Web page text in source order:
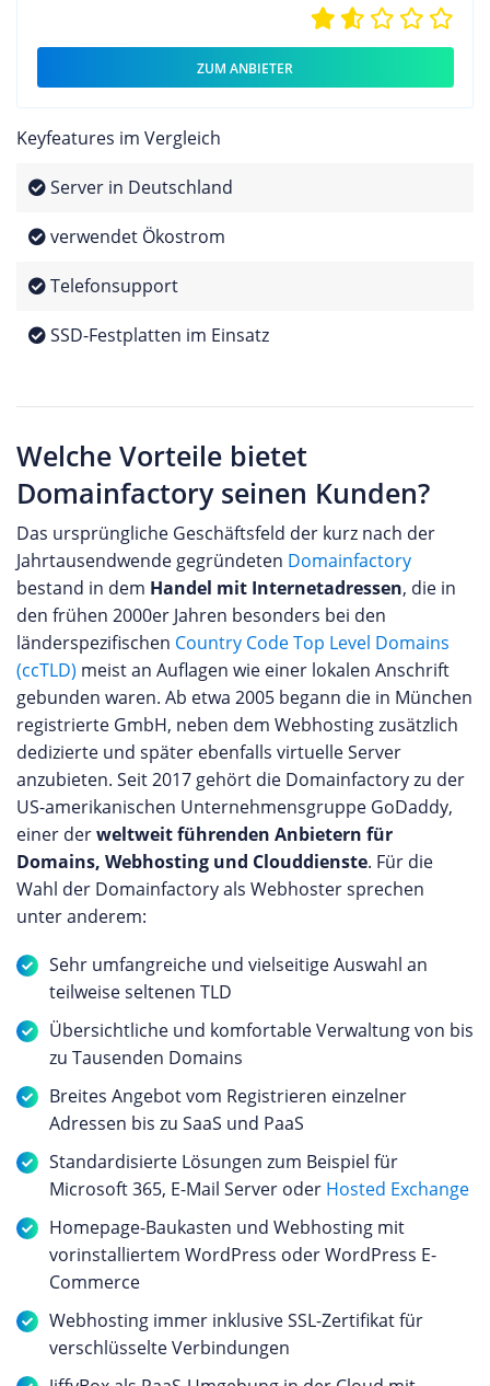
ZUM ANBIETER
Keyfeatures im Vergleich
Server in Deutschland
verwendet Ökostrom
Telefonsupport
SSD-Festplatten im Einsatz
Welche Vorteile bietet
Domainfactory seinen Kunden?
Das ursprüngliche Geschäftsfeld der kurz nach der
Jahrtausendwende gegründeten Domainfactory
bestand in dem Handel mit Internetadressen, die in
den frühen 2000er Jahren besonders bei den
länderspezifischen Country Code Top Level Domains
(ccTLD) meist an Auflagen wie einer lokalen Anschrift
gebunden waren. Ab etwa 2005 begann die in München
registrierte GmbH, neben dem Webhosting zusätzlich
dedizierte und später ebenfalls virtuelle Server
anzubieten. Seit 2017 gehört die Domainfactory zu der
US-amerikanischen Unternehmensgruppe GoDaddy,
einer derweltweit führenden Anbietern für
Domains, Webhosting und Clouddienste. Für die
Wahl der Domainfactory als Webhoster sprechen
unter anderem:
Sehr umfangreiche und vielseitige Auswahl an
teilweise seltenen TLD
Übersichtliche und komfortable Verwaltung von bis
zu Tausenden Domains
Breites Angebot vom Registrieren einzelner
Adressen bis zu SaaS und PaaS
Standardisierte Lösungen zum Beispiel für
Microsoft 365, E-Mail Server oder Hosted Exchange
Homepage-Baukasten und Webhosting mit
vorinstalliertem WordPress oder WordPress E-
Commerce
Webhosting immer inklusive SSL-Zertifikat für
verschlüsselte Verbindungen